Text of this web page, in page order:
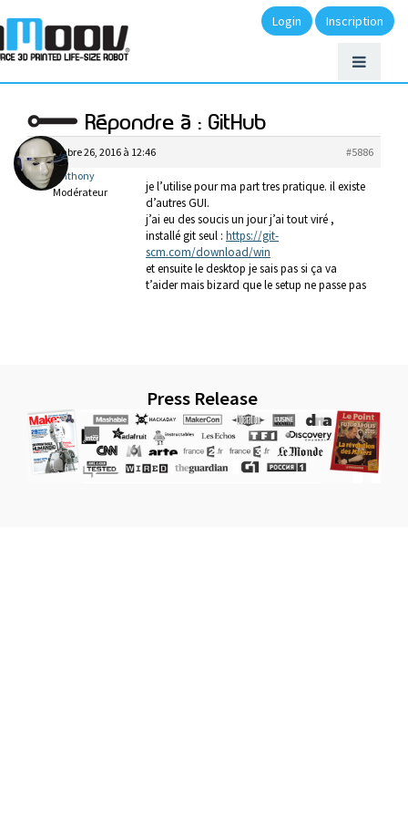
Login Inscription
Répondre à : GitHub
novembre 26, 2016 à 12:46
#5886
anthony
Modérateur
je l’utilise pour ma part tres pratique. il existe
d’autres GUI.
j’ai eu des soucis un jour j’ai tout viré ,
installé git seul : https://git-
scm.com/download/win
et ensuite le desktop je sais pas si ça va
t’aider mais bizard que le setup ne passe pas
Press Release